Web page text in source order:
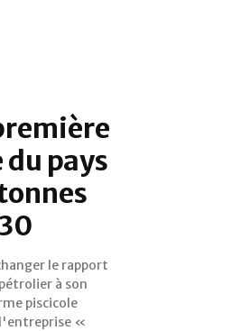
pays